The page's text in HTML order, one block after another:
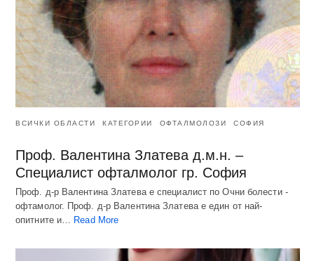
ВСИЧКИ ОБЛАСТИ КАТЕГОРИИ ОФТАЛМОЛОЗИ СОФИЯ
Проф. Валентина Златева д.м.н. –
Специалист офталмолог гр. София
Проф. д-р Валентина Златева е специалист по Очни болести -
офтамолог. Проф. д-р Валентина Златева е един от най-
опитните и… Read More